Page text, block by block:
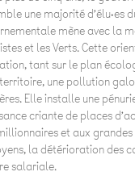
une majorité
mène avec la
et les Verts. Cette
tant sur le plan
une pollution
Elle installe une
criante de places
et aux grandes
la détérioration des
salariale.